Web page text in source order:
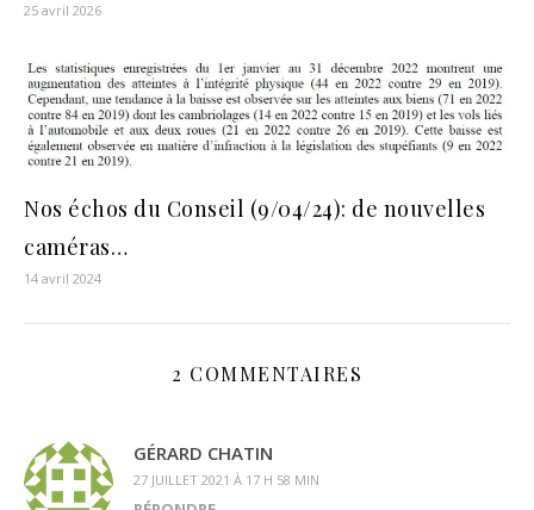
25 avril 2026
Nos échos du Conseil (9/04/24): de nouvelles
caméras…
14 avril 2024
2 COMMENTAIRES
GÉRARD CHATIN
27 JUILLET 2021 À 17 H 58 MIN